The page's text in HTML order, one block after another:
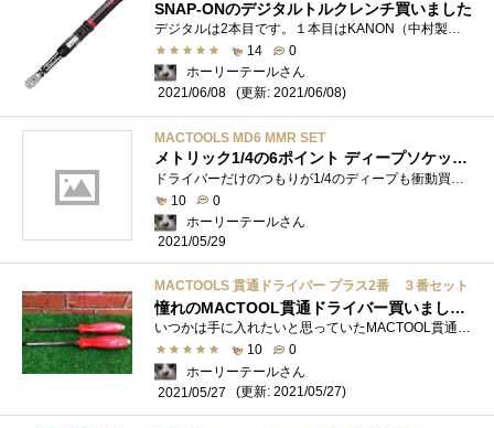
SNAP-ONのデジタルトルクレンチ買いました
デジタルは2本目です。１本目はKANON（中村製作所）のでしたが100nmまでなのにデカく開封すらしてませんｗオートバイや自動車で使う場合、狭い場...
14
0
ホーリーテールさん
2021/06/08
(更新: 2021/06/08)
MACTOOLS MD6 MMR SET
メトリック1/4の6ポイント ディープソケットです
10
0
ホーリーテールさん
2021/05/29
MACTOOLS 貫通ドライバー プラス2番 ３番セット
憧れのMACTOOL貫通ドライバー買いました。
いつかは手に入れたいと思っていたMACTOOL貫通ドライバーを手に入れました 最近？道具系の中古販売買取店ができ始めて久しいのですが なんとな...
10
0
ホーリーテールさん
2021/05/27
(更新: 2021/05/27)